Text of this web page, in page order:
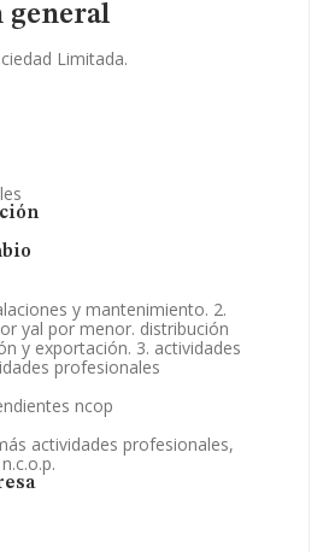
general
Limitada.
y mantenimiento. 2.
yal por menor. distribución
y exportación. 3. actividades
profesionales
ncop
actividades profesionales,
publicados sobre la empresa.
y registral complementaria.